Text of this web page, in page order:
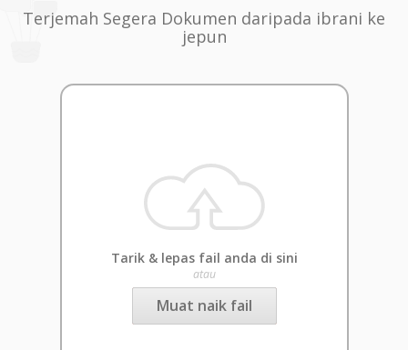
Terjemah Segera Dokumen daripada ibrani ke
jepun
Tarik & lepas fail anda di sini
atau
Muat naik fail